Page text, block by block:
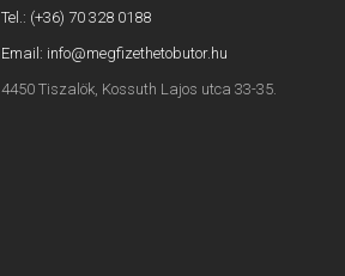
Tel.: (+36) 70 328 0188
Email: info@megfizethetobutor.hu
4450 Tiszalök, Kossuth Lajos utca 33-35.